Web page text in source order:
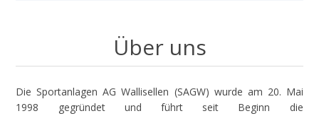
Über uns
Die Sportanlagen AG Wallisellen (SAGW) wurde am 20. Mai
1998 gegründet und führt seit Beginn die